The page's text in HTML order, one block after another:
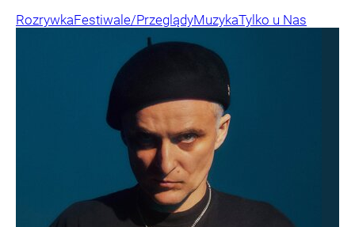
RozrywkaFestiwale/PrzeglądyMuzykaTylko u Nas